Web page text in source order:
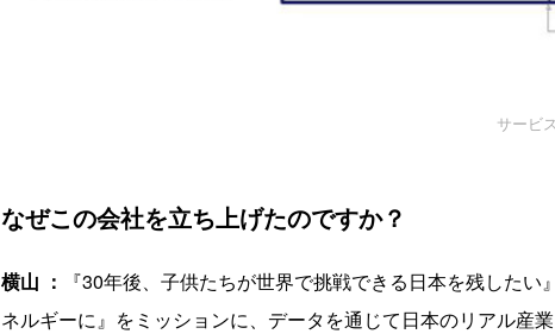
サービ
なぜこの会社を立ち上げたのですか？
横山 ：
『30年後、子供たちが世界で挑戦できる日本を残した
ネルギーに』をミッションに、データを通じて日本のリアル産